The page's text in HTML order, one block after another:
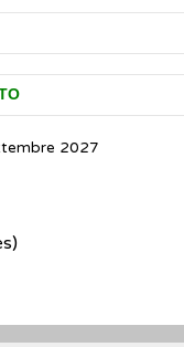
HR. Deep vein
2027